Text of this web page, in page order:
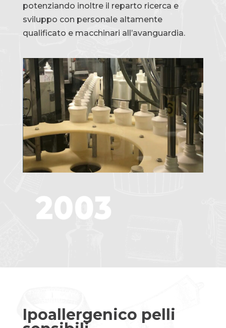
potenziando inoltre il reparto ricerca e
sviluppo con personale altamente
qualificato e macchinari all’avanguardia.
Ipoallergenico pelli